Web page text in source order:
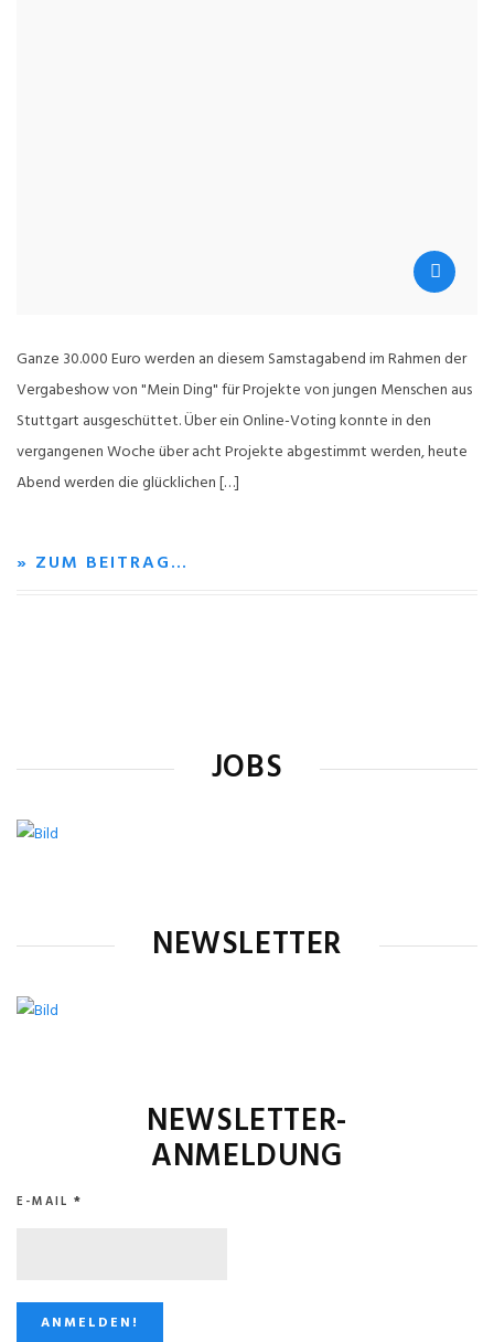
Ganze 30.000 Euro werden an diesem Samstagabend im Rahmen der
Vergabeshow von "Mein Ding" für Projekte von jungen Menschen aus
Stuttgart ausgeschüttet. Über ein Online-Voting konnte in den
vergangenen Woche über acht Projekte abgestimmt werden, heute
Abend werden die glücklichen […]
» ZUM BEITRAG…
JOBS
NEWSLETTER
NEWSLETTER-
ANMELDUNG
E-MAIL *